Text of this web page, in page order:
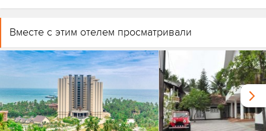
Вместе с этим отелем просматривали